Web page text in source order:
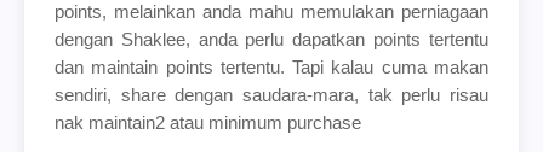
points, melainkan anda mahu memulakan perniagaan
dengan Shaklee, anda perlu dapatkan points tertentu
dan maintain points tertentu. Tapi kalau cuma makan
sendiri, share dengan saudara-mara, tak perlu risau
nak maintain2 atau minimum purchase